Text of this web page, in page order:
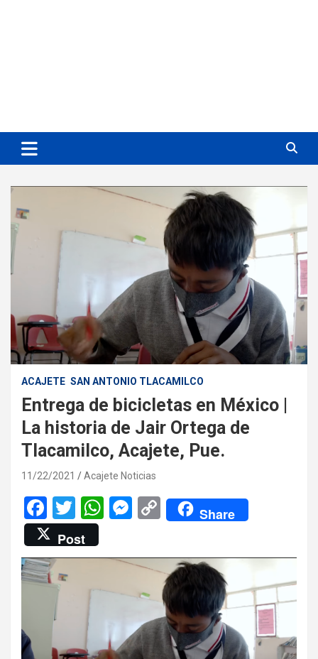
ACAJETE SAN ANTONIO TLACAMILCO
Entrega de bicicletas en México |
La historia de Jair Ortega de
Tlacamilco, Acajete, Pue.
11/22/2021 Acajete Noticias
F
a
ce
b
o
o
k
T
wi
tt
W
at
A
p
p
M
se
n
g
er
C
o
py
Li
n
k
Share
Post